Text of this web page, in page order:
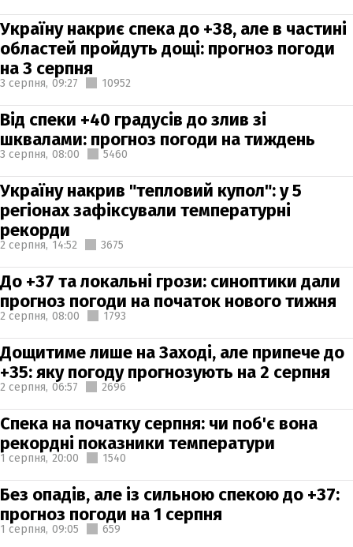
Україну накриє спека до +38, але в частині
областей пройдуть дощі: прогноз погоди
на 3 серпня
3 серпня, 09:27 10952
Від спеки +40 градусів до злив зі
шквалами: прогноз погоди на тиждень
3 серпня, 08:00 5460
Україну накрив "тепловий купол": у 5
регіонах зафіксували температурні
рекорди
2 серпня, 14:52 3675
До +37 та локальні грози: синоптики дали
прогноз погоди на початок нового тижня
2 серпня, 08:00 1793
Дощитиме лише на Заході, але припече до
+35: яку погоду прогнозують на 2 серпня
2 серпня, 06:57 2696
Спека на початку серпня: чи поб'є вона
рекордні показники температури
1 серпня, 20:00 1540
Без опадів, але із сильною спекою до +37:
прогноз погоди на 1 серпня
1 серпня, 09:05 659